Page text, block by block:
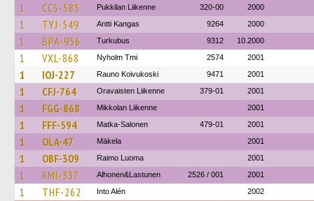
1 CCS-585 Pukkilan Liikenne 320-00 2000
1 TYJ-549 Antti Kangas 9264 2000
1 BPA-956 Turkubus 9312 10.2000
1 VXL-868 Nyholm Tmi 2574 2001
1 IOJ-227 Rauno Koivukoski 9471 2001
1 CFJ-764 Oravaisten Liikenne 379-01 2001
1 FGG-868 Mikkolan Liikenne 2001
1 FFF-594 Matka-Salonen 479-01 2001
1 OLA-47 Mäkela 2001
1 OBF-309 Raimo Luoma 2001
1 RMI-337 Alhonen&Lastunen 2526 / 001 2001
1 THF-262 Into Alén 2002